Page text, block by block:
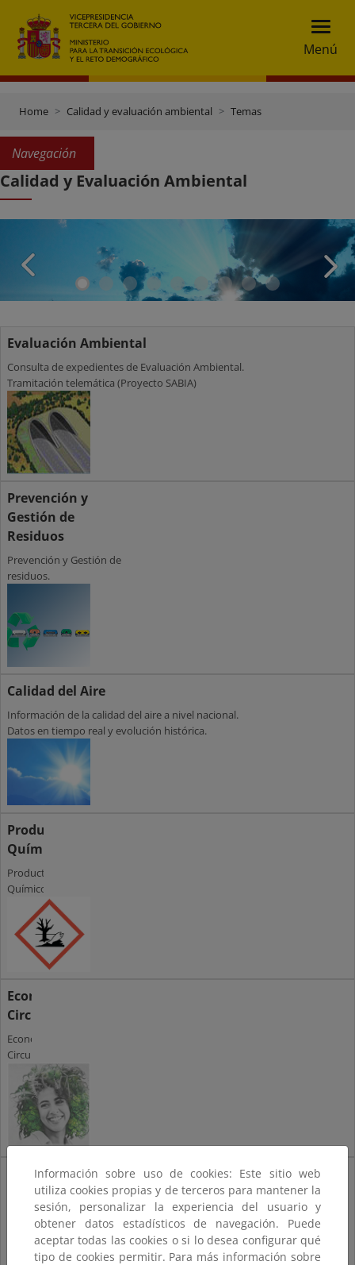
Menú
Home Calidad y evaluación ambiental Temas
Navegación
Calidad y Evaluación Ambiental
Evaluación Ambiental
Consulta de expedientes de Evaluación Ambiental.
Tramitación telemática (Proyecto SABIA)
Prevención y
Gestión de
Residuos
Prevención y Gestión de
residuos.
Calidad del Aire
Información de la calidad del aire a nivel nacional.
Datos en tiempo real y evolución histórica.
Productos
Químicos
Productos
Químicos
Economía
Circular
Economía
Circular
Información Responsabilidad
Medioambiental
Sistema de Información de Responsabilidad
Medioambiental (SIRMA)
Información sobre uso de cookies: Este sitio web
utiliza cookies propias y de terceros para mantener la
sesión, personalizar la experiencia del usuario y
obtener datos estadísticos de navegación. Puede
aceptar todas las cookies o si lo desea configurar qué
tipo de cookies permitir. Para más información sobre